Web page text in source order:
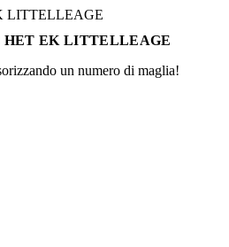
HET EK LITTELLEAGE
un numero di maglia!